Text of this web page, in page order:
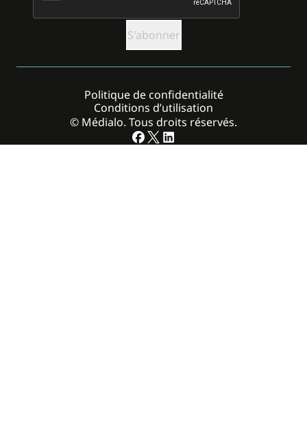
© Médialo. Tous droits réservés.
Politique de confidentialité
Conditions d’utilisation